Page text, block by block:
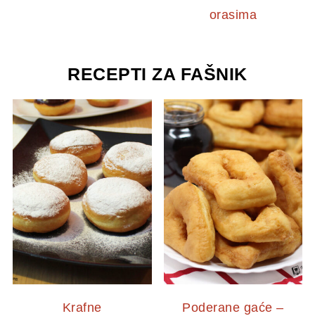
orasima
RECEPTI ZA FAŠNIK
Krafne
Poderane gaće –